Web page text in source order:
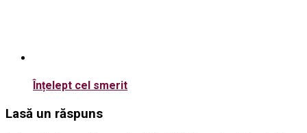
Înțelept cel smerit
Lasă un răspuns